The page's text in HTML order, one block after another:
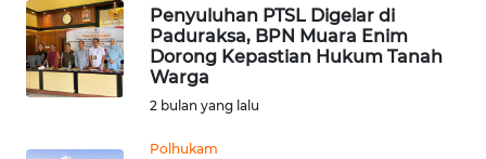
Penyuluhan PTSL Digelar di
Paduraksa, BPN Muara Enim
Dorong Kepastian Hukum Tanah
Warga
2 bulan yang lalu
Polhukam
RIAU
WN
SERAMBI
WN